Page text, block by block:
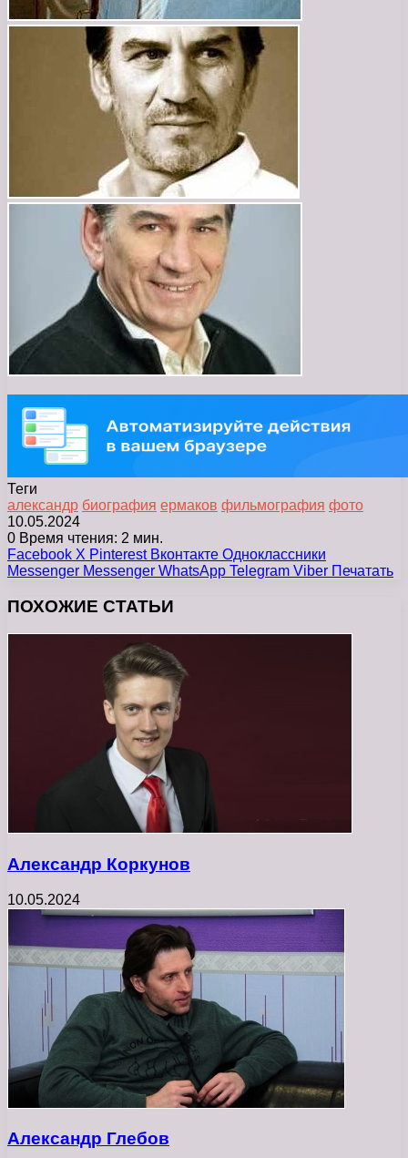
Теги
александр биография ермаков фильмография фото
10.05.2024
0 Время чтения: 2 мин.
Facebook X Pinterest Вконтакте Одноклассники
Messenger Messenger WhatsApp Telegram Viber Печатать
ПОХОЖИЕ СТАТЬИ
Александр Коркунов
10.05.2024
Александр Глебов